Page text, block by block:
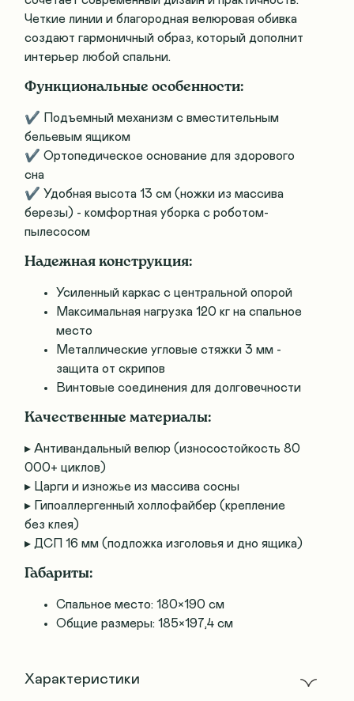
Четкие линии и благородная велюровая обивка
создают гармоничный образ, который дополнит
интерьер любой спальни.
Функциональные особенности:
✔ Подъемный механизм с вместительным
бельевым ящиком
✔ Ортопедическое основание для здорового
сна
✔ Удобная высота 13 см (ножки из массива
березы) - комфортная уборка с роботом-
пылесосом
Надежная конструкция:
Усиленный каркас с центральной опорой
Максимальная нагрузка 120 кг на спальное
место
Металлические угловые стяжки 3 мм -
защита от скрипов
Винтовые соединения для долговечности
Качественные материалы:
▸ Антивандальный велюр (износостойкость 80
000+ циклов)
▸ Царги и изножье из массива сосны
▸ Гипоаллергенный холлофайбер (крепление
без клея)
▸ ДСП 16 мм (подложка изголовья и дно ящика)
Габариты:
Спальное место: 180×190 см
Общие размеры: 185×197,4 см
Характеристики